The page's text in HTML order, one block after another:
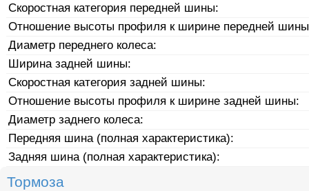
Скоростная категория передней шины:
Отношение высоты профиля к ширине передней
Диаметр переднего колеса:
Ширина задней шины:
Скоростная категория задней шины:
Отношение высоты профиля к ширине задней шины:
Диаметр заднего колеса:
Передняя шина (полная характеристика):
Задняя шина (полная характеристика):
Тормоза